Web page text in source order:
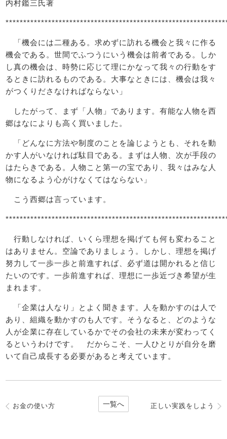
内村鑑三氏著
「機会には二種ある。求めずに訪れる機会と我々に作る
機会である。世間でふつうにいう機会は前者である。しか
し真の機会は、時勢に応じて理にかなって我々の行動をす
るときに訪れるものである。大事なときには、機会は我々
がつくりださなければならない」
したがって、まず「人物」であります。有能な人物を西
郷はなによりも高く買いました。
「どんなに方法や制度のことを論じようとも、それを動
かす人がいなければ駄目である。まずは人物、次が手段の
はたらきである。人物こと第一の宝であり、我々はみな人
物になるよう心がけなくてはならない」
こう西郷は言っています。
行動しなければ、いくら理想を掲げても何も変わること
はありません。空論でありましょう。しかし、理想を掲げ
努力して一歩一歩と前進すれば、必ず道は開かれると信じ
たいのです。一歩前進すれば、理想に一歩近づき希望が生
まれます。
「企業は人なり」とよく聞きます。人を動かすのは人で
あり、組織を動かすのも人です。そうなると、どのような
人が企業に存在しているかでその会社の未来が変わってく
るというわけです。 だからこそ、一人ひとりが自分を磨
いて自己成長する必要があると考えています。
お金の使い方 正しい実践をしよう
一覧へ